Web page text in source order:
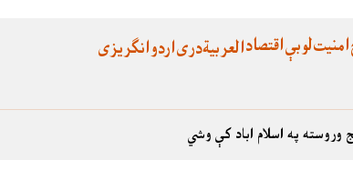
اقتصادلوبېامنیت انگریزیاردودریالعربية
په اسلام اباد کې وشي